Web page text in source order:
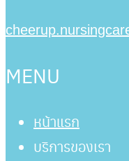
MENU
หน้าแรก
บริการของเรา